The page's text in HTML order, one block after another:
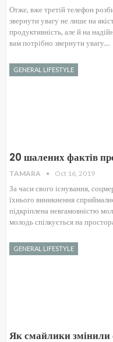
Отже, вже третій телефон
звернути увагу не лише на
продуктивність, але й на
вам потрібно звернути увагу…
GENERAL LIFESTYLE
20 шалених фактів
TAMARA Oct 16, 2019
За часи свого існування,
їхнього виникнення
підкріплена невгамовністю
молодь спілкується на
GENERAL LIFESTYLE
Як смайлики змінили